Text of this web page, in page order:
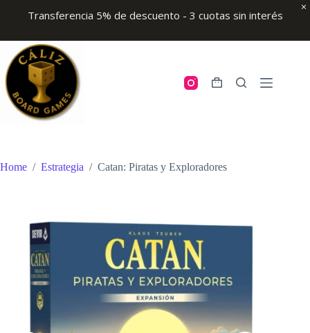
Transferencia 5% de descuento - 3 cuotas sin interés
content
Shopping
Home / Estrategia / Catan: Piratas y Exploradores